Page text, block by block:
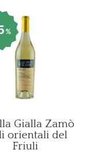
%
Gialla Zamò
orientali del
Friuli